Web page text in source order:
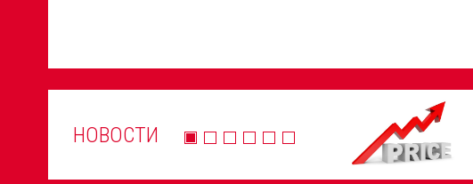
НОВОСТИ